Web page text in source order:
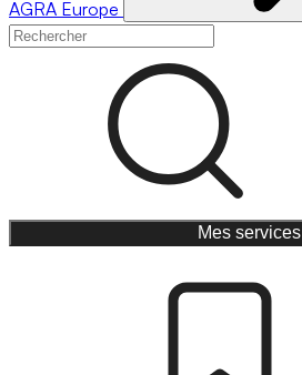
AGRA Europe
Mes services